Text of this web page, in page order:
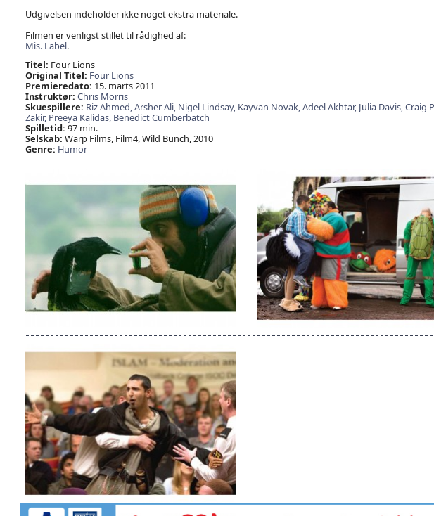
Udgivelsen indeholder ikke noget ekstra materiale.
Filmen er venligst stillet til rådighed af:
Mis. Label.
Titel: Four Lions
Original Titel: Four Lions
Premieredato: 15. marts 2011
Instruktør: Chris Morris
Skuespillere: Riz Ahmed,Arsher Ali, Nigel Lindsay, Kayvan Novak,Adeel Akhtar, Julia Davis,Craig
Zakir, Preeya Kalidas, Benedict Cumberbatch
Spilletid: 97 min.
Selskab: Warp Films, Film4, Wild Bunch, 2010
Genre: Humor